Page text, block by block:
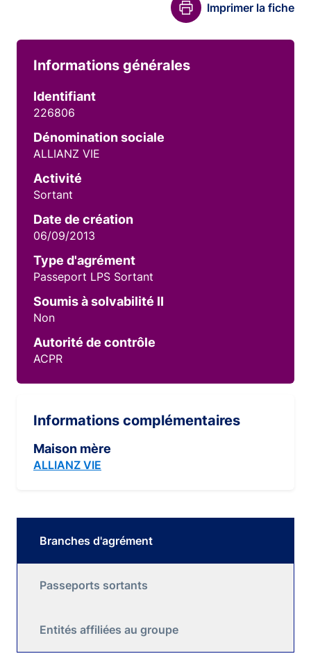
Imprimer la fiche
Informations générales
Identifiant
226806
Dénomination sociale
ALLIANZ VIE
Activité
Sortant
Date de création
06/09/2013
Type d'agrément
Passeport LPS Sortant
Soumis à solvabilité II
Non
Autorité de contrôle
ACPR
Informations complémentaires
Maison mère
ALLIANZ VIE
Branches d'agrément
Passeports sortants
Entités affiliées au groupe